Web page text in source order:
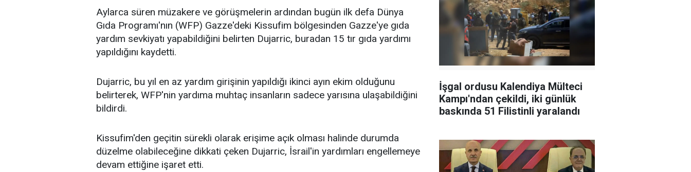
Aylarca süren müzakere ve görüşmelerin ardından bugün ilk defa Dünya
Gıda Programı'nın (WFP) Gazze'deki Kissufim bölgesinden Gazze'ye gıda
yardım sevkiyatı yapabildiğini belirten Dujarric, buradan 15 tır gıda yardımı
yapıldığını kaydetti.
Dujarric, bu yıl en az yardım girişinin yapıldığı ikinci ayın ekim olduğunu
belirterek, WFP'nin yardıma muhtaç insanların sadece yarısına ulaşabildiğini
bildirdi.
Kissufim'den geçitin sürekli olarak erişime açık olması halinde durumda
düzelme olabileceğine dikkati çeken Dujarric, İsrail'in yardımları engellemeye
devam ettiğine işaret etti.
İşgal ordusu Kalendiya Mülteci
Kampı'ndan çekildi, iki günlük
baskında 51 Filistinli yaralandı